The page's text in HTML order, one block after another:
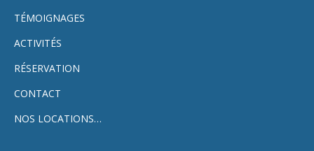
TÉMOIGNAGES
ACTIVITÉS
RÉSERVATION
CONTACT
NOS LOCATIONS…